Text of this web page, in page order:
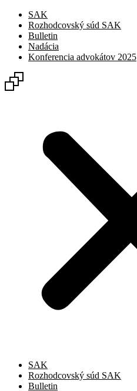
SAK
Rozhodcovský súd SAK
Bulletin
Nadácia
Konferencia advokátov 2025
SAK
Rozhodcovský súd SAK
Bulletin